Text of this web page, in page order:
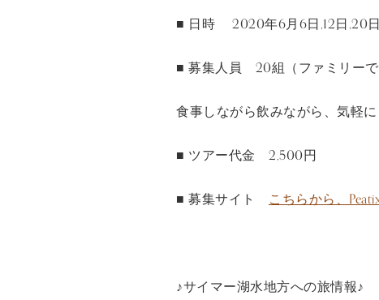
■ 日時 2020年6月6日,12日,20
■ 募集人員 20組（ファミリーで
食事しながら飲みながら、気軽に
■ ツアー代金 2,500円
■ 募集サイト こちらから、
♪サイマー湖水地方への旅情報♪